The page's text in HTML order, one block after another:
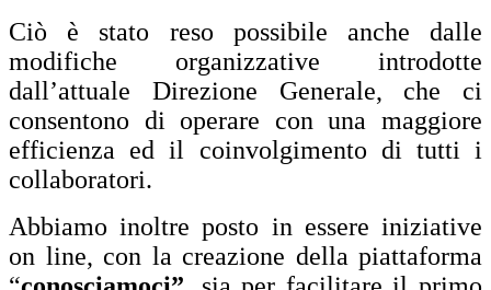
Ciò è stato reso possibile anche dalle
modifiche organizzative introdotte
dall’attuale Direzione Generale, che ci
consentono di operare con una maggiore
efficienza ed il coinvolgimento di tutti i
collaboratori.
Abbiamo inoltre posto in essere iniziative
on line, con la creazione della piattaforma